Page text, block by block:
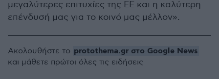
μεγαλύτερες επιτυχίες της ΕΕ και η καλύτερη
επένδυσή μας για το κοινό μας μέλλον».
Ακολουθήστε το protothema.gr στο Google News
και μάθετε πρώτοι όλες τις ειδήσεις